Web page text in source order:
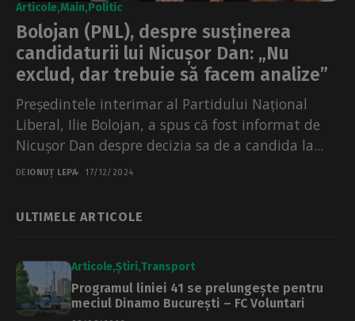
Articole Main Politic
Bolojan (PNL), despre susținerea
candidaturii lui Nicușor Dan: „Nu
exclud, dar trebuie să facem analize”
Președintele interimar al Partidului Național
Liberal, Ilie Bolojan, a spus că fost informat de
Nicușor Dan despre decizia sa de a candida la...
DE IONUȚ LEPA 17/12/2024
ULTIMELE ARTICOLE
Articole Știri Transport
Programul liniei 41 se prelungește pentru
meciul Dinamo București – FC Voluntari